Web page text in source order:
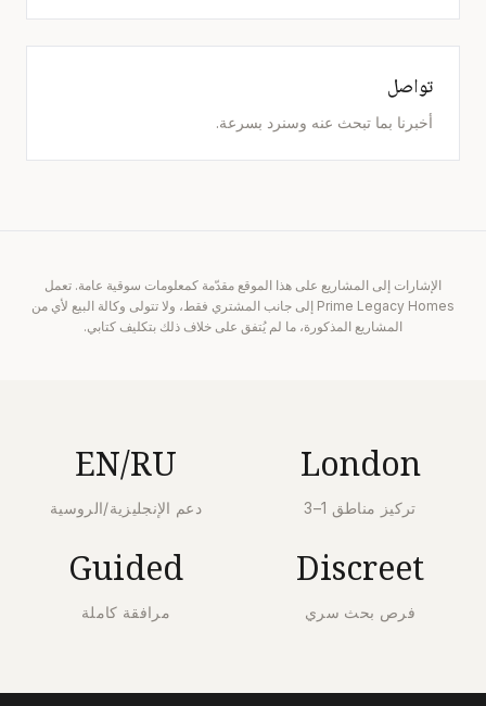
تواصل
أخبرنا بما تبحث عنه وسنرد بسرعة.
الإشارات إلى المشاريع على هذا الموقع مقدّمة كمعلومات سوقية عامة. تعمل
Prime Legacy Homes إلى جانب المشتري فقط، ولا تتولى وكالة البيع لأي من
المشاريع المذكورة، ما لم يُتفق على خلاف ذلك بتكليف كتابي.
London
تركيز مناطق 1–3
EN/RU
دعم الإنجليزية/الروسية
Discreet
فرص بحث سري
Guided
مرافقة كاملة